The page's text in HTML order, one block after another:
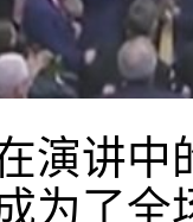
讲中
为了